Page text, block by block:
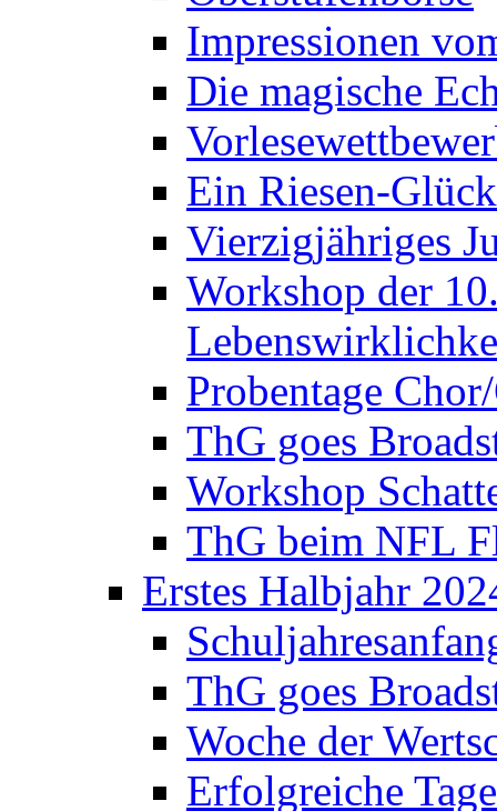
Impressionen
Die magische
Ein Riesen-
Vierzigjähriges
Workshop der
Probentage
ThG goes
Workshop
ThG beim NFL
Erstes Halbjahr
ThG goes
Woche der
Erfolgreiche